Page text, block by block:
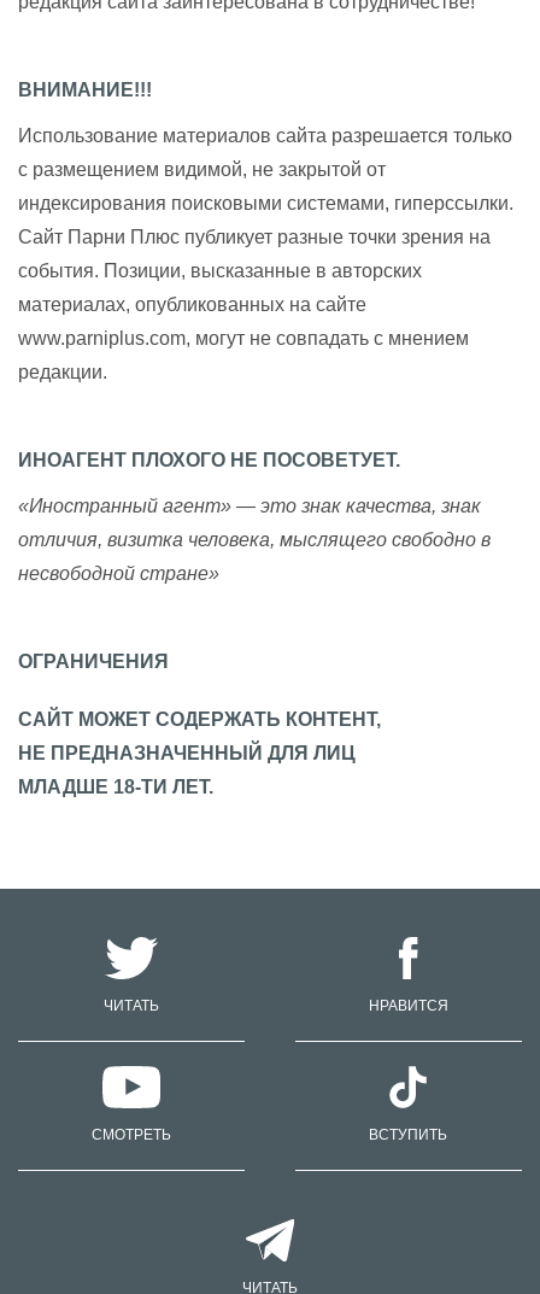
ВНИМАНИЕ!!!
Использование материалов сайта разрешается только
с размещением видимой, не закрытой от
индексирования поисковыми системами, гиперссылки.
Сайт Парни Плюс публикует разные точки зрения на
события. Позиции, высказанные в авторских
материалах, опубликованных на сайте
www.parniplus.com, могут не совпадать с мнением
редакции.
ИНОАГЕНТ ПЛОХОГО НЕ ПОСОВЕТУЕТ.
«Иностранный агент» — это знак качества, знак
отличия, визитка человека, мыслящего свободно в
несвободной стране»
ОГРАНИЧЕНИЯ
САЙТ МОЖЕТ СОДЕРЖАТЬ КОНТЕНТ,
НЕ ПРЕДНАЗНАЧЕННЫЙ ДЛЯ ЛИЦ
МЛАДШЕ 18-ТИ ЛЕТ.
ЧИТАТЬ НРАВИТСЯ
СМОТРЕТЬ ВСТУПИТЬ
ЧИТАТЬ